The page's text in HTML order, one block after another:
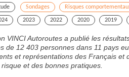
Sondages Risques
2023 2022 2020 2019
VINCI Autoroutes a publié les
de 12 403 personnes dans 11 pays
et représentations des Français et
et des bonnes pratiques.